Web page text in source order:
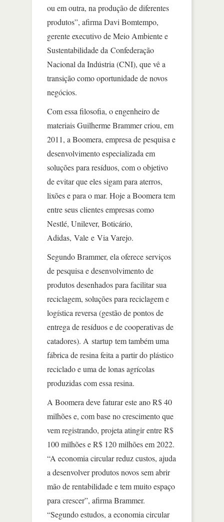
ou em outra, na produção de diferentes
produtos”, afirma Davi Bomtempo,
gerente executivo de Meio Ambiente e
Sustentabilidade da Confederação
Nacional da Indústria (CNI), que vê a
transição como oportunidade de novos
negócios.
Com essa filosofia, o engenheiro de
materiais Guilherme Brammer criou, em
2011, a Boomera, empresa de pesquisa e
desenvolvimento especializada em
soluções para resíduos, com o objetivo
de evitar que eles sigam para aterros,
lixões e para o mar. Hoje a Boomera tem
entre seus clientes empresas como
Nestlé, Unilever, Boticário,
Adidas, Vale e Via Varejo.
Segundo Brammer, ela oferece serviços
de pesquisa e desenvolvimento de
produtos desenhados para facilitar sua
reciclagem, soluções para reciclagem e
logística reversa (gestão de pontos de
entrega de resíduos e de cooperativas de
catadores). A startup tem também uma
fábrica de resina feita a partir do plástico
reciclado e uma de lonas agrícolas
produzidas com essa resina.
A Boomera deve faturar este ano R$ 40
milhões e, com base no crescimento que
vem registrando, projeta atingir entre R$
100 milhões e R$ 120 milhões em 2022.
“A economia circular reduz custos, ajuda
a desenvolver produtos novos sem abrir
mão de rentabilidade e tem muito espaço
para crescer”, afirma Brammer.
“Segundo estudos, a economia circular